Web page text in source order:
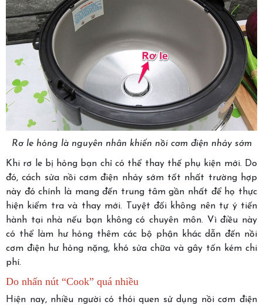
Rơ le hỏng là nguyên nhân khiến nồi cơm điện nhảy sớm
Khi rơ le bị hỏng bạn chỉ có thể thay thế phụ kiện mới. Do
đó, cách sửa nồi cơm điện nhảy sớm tốt nhất trường hợp
này đó chính là mang đến trung tâm gần nhất để họ thực
hiện kiểm tra và thay mới. Tuyệt đối không nên tự ý tiến
hành tại nhà nếu bạn không có chuyên môn. Vì điều này
có thể làm hư hỏng thêm các bộ phận khác dẫn đến nồi
cơm điện hư hỏng nặng, khó sửa chữa và gây tốn kém chi
phí.
Do nhấn nút “Cook” quá nhiều
Hiện nay, nhiều người có thói quen sử dụng nồi cơm điện